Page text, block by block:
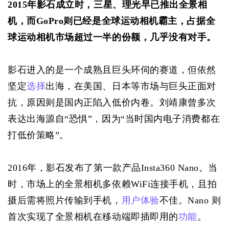
2015年影石成立时，三星、理光早已推出全景相
机，而GoPro则已经是全球运动相机霸主，占据全
球运动相机市场超过一半的份额，几乎没有对手。
影石进入的是一个成熟且巨头环伺的赛道，但依然
坚定选择出海，在美国、日本等市场与巨头正面对
抗，原因则是国内正陷入低价内卷。刘靖康曾多次
表达出海源自“恐惧”，因为“当时国内电子消费都在
打低价策略”。
2016年，影石发布了第一款产品Insta360 Nano。当
时，市场上的全景相机多依赖WiFi连接手机，且拍
摄后需将照片传输到手机， 用户体验不佳。Nano 则
首次实现了全景相机在移动端即插即用的功能。